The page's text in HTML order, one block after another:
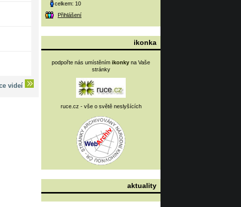
videí
celkem: 10
Přihlášení
ikonka
podpořte nás umístěním ikonky na Vaše
stránky
ruce.cz - vše o světě neslyšících
aktuality